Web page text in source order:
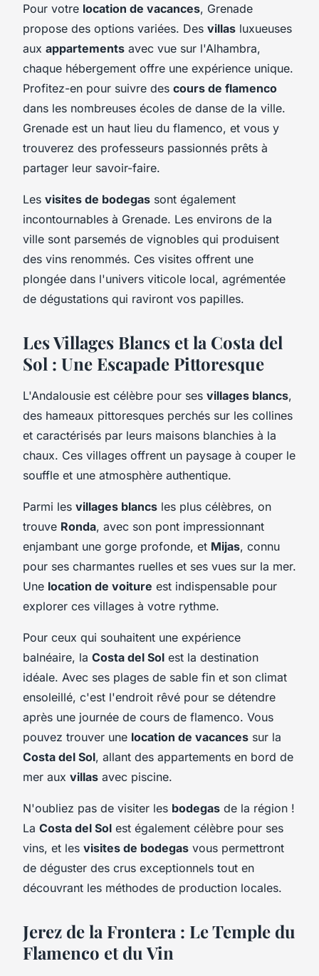
Pour votre location de vacances, Grenade
propose des options variées. Des villas luxueuses
aux appartements avec vue sur l'Alhambra,
chaque hébergement offre une expérience unique.
Profitez-en pour suivre des cours de flamenco
dans les nombreuses écoles de danse de la ville.
Grenade est un haut lieu du flamenco, et vous y
trouverez des professeurs passionnés prêts à
partager leur savoir-faire.
Les visites de bodegas sont également
incontournables à Grenade. Les environs de la
ville sont parsemés de vignobles qui produisent
des vins renommés. Ces visites offrent une
plongée dans l'univers viticole local, agrémentée
de dégustations qui raviront vos papilles.
Les Villages Blancs et la Costa del
Sol : Une Escapade Pittoresque
L'Andalousie est célèbre pour ses villages blancs,
des hameaux pittoresques perchés sur les collines
et caractérisés par leurs maisons blanchies à la
chaux. Ces villages offrent un paysage à couper le
souffle et une atmosphère authentique.
Parmi les villages blancs les plus célèbres, on
trouve Ronda, avec son pont impressionnant
enjambant une gorge profonde, et Mijas, connu
pour ses charmantes ruelles et ses vues sur la mer.
Une location de voiture est indispensable pour
explorer ces villages à votre rythme.
Pour ceux qui souhaitent une expérience
balnéaire, la Costa del Sol est la destination
idéale. Avec ses plages de sable fin et son climat
ensoleillé, c'est l'endroit rêvé pour se détendre
après une journée de cours de flamenco. Vous
pouvez trouver une location de vacances sur la
Costa del Sol, allant des appartements en bord de
mer aux villas avec piscine.
N'oubliez pas de visiter les bodegas de la région !
La Costa del Sol est également célèbre pour ses
vins, et les visites de bodegas vous permettront
de déguster des crus exceptionnels tout en
découvrant les méthodes de production locales.
Jerez de la Frontera : Le Temple du
Flamenco et du Vin